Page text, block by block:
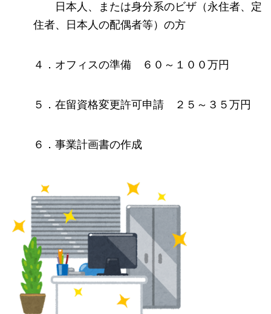
日本人、または身分系のビザ（永住者、定
住者、日本人の配偶者等）の方
４．オフィスの準備 ６０～１００万円
５．在留資格変更許可申請 ２５～３５万円
６．事業計画書の作成